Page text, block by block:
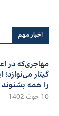
اخبار مهم
مهاجری‌که در
گیتار
را همه بشنوند
10 حوت 1402